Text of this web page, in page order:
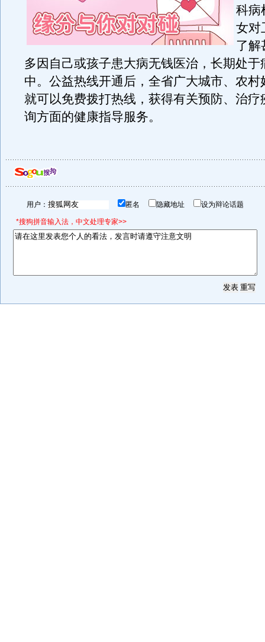
科病
女对
了解
多因自己或孩子患大病无钱医治，长期处于
中。公益热线开通后，全省广大城市、农村
就可以免费拨打热线，获得有关预防、治疗
询方面的健康指导服务。
用户： 匿名 隐藏地址 设为辩论话题
*搜狗拼音输入法，中文处理专家>>